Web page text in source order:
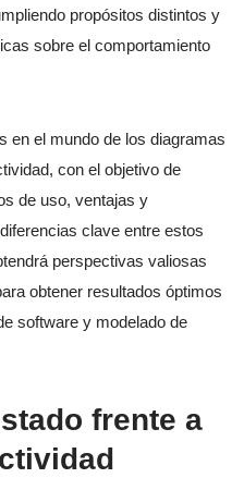
propósitos distintos y
sobre el comportamiento
en el mundo de los diagramas
con el objetivo de
de uso, ventajas y
clave entre estos
perspectivas valiosas
obtener resultados óptimos
software y modelado de
frente a